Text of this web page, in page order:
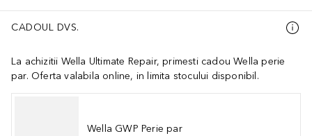
CADOUL DVS.
La achizitii Wella Ultimate Repair, primesti cadou Wella perie
par. Oferta valabila online, in limita stocului disponibil.
Wella GWP Perie par